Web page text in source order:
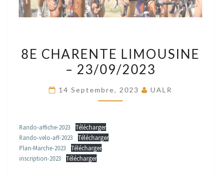
CHARENTE
LIMOUSINE
23/09/2023
8E CHARENTE LIMOUSINE
– 23/09/2023
14 Septembre, 2023 UALR
Rando-affiche-2023
Télécharger
Rando-velo-aff-2023
Télécharger
Plan-Marche-2023
Télécharger
inscription-2023
Télécharger